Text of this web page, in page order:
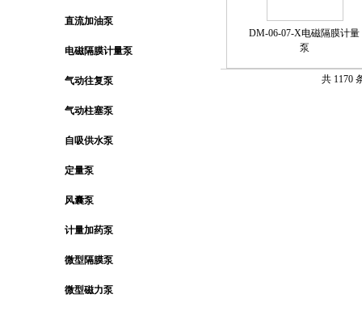
直流加油泵
电磁隔膜计量泵
气动往复泵
气动柱塞泵
自吸供水泵
定量泵
风囊泵
计量加药泵
微型隔膜泵
微型磁力泵
DM-06-07-X电磁隔膜计量
泵
共 1170